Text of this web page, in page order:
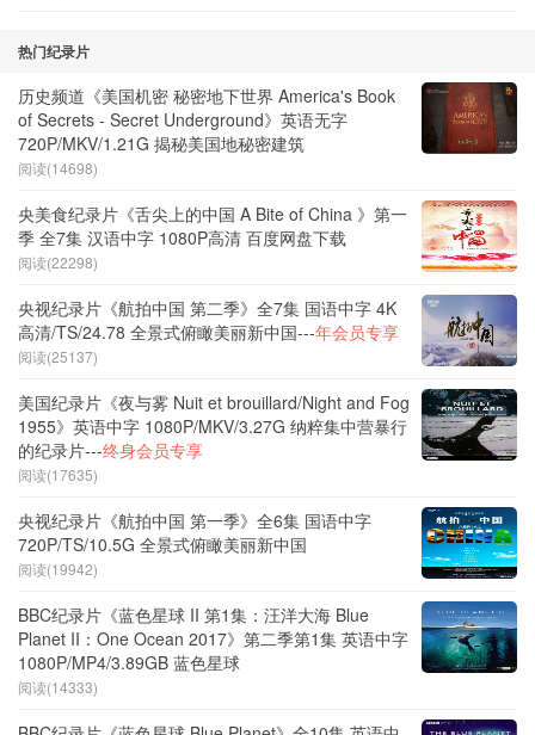
热门纪录片
历史频道《美国机密 秘密地下世界 America's Book
of Secrets - Secret Underground》英语无字
720P/MKV/1.21G 揭秘美国地秘密建筑
阅读(14698)
央美食纪录片《舌尖上的中国 A Bite of China 》第一
季 全7集 汉语中字 1080P高清 百度网盘下载
阅读(22298)
央视纪录片《航拍中国 第二季》全7集 国语中字 4K
高清/TS/24.78 全景式俯瞰美丽新中国---年会员专享
阅读(25137)
美国纪录片《夜与雾 Nuit et brouillard/Night and Fog
1955》英语中字 1080P/MKV/3.27G 纳粹集中营暴行
的纪录片---终身会员专享
阅读(17635)
央视纪录片《航拍中国 第一季》全6集 国语中字
720P/TS/10.5G 全景式俯瞰美丽新中国
阅读(19942)
BBC纪录片《蓝色星球 II 第1集：汪洋大海 Blue
Planet II：One Ocean 2017》第二季第1集 英语中字
1080P/MP4/3.89GB 蓝色星球
阅读(14333)